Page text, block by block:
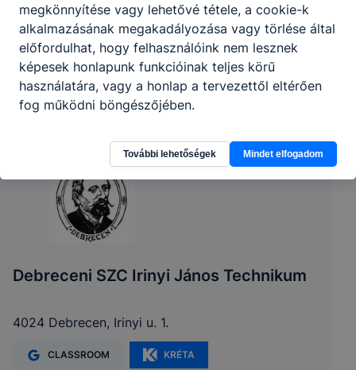
Debreceni SZC Irinyi János Technikum
4024 Debrecen, Irinyi u. 1.
CLASSROOM KRÉTA
megkönnyítése vagy lehetővé tétele, a cookie-k
alkalmazásának megakadályozása vagy törlése által
előfordulhat, hogy felhasználóink nem lesznek
képesek honlapunk funkcióinak teljes körű
használatára, vagy a honlap a tervezettől eltérően
fog működni böngészőjében.
További lehetőségek Mindet elfogadom